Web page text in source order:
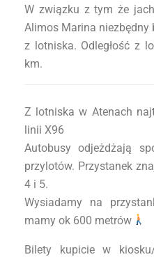
W związku z tym że
Alimos Marina niezbędny
z lotniska. Odległość z
km.
Z lotniska w Atenach
linii X96
Autobusy odjeżdżają
przylotów. Przystanek
4 i 5.
Wysiadamy na
mamy ok 600 metrów
Bilety kupicie w